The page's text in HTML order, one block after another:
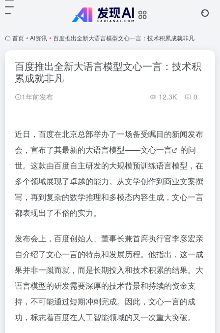
首页 • AI资讯 • 百度推出全新大语言模型文心一言：技术积累成就非凡
百度推出全新大语言模型文心一言：技术积
累成就非凡
1年前发布 12.3K 0
近日，百度在北京总部举办了一场备受瞩目的新闻发布
会，宣布了其最新的大语言模型——文心一言
的问
世。这款由百度自主研发的大规模预训练语言模型，在
多个领域展现了卓越的能力。从文学创作到商业文案撰
写，再到复杂的数学推理和多模态内容生成，文心一言
都表现出了不俗的实力。
发布会上，百度创始人、董事长兼首席执行官李彦宏亲
自介绍了文心一言的特点和发展历程。他指出，这一成
果并非一蹴而就，而是长期投入和技术积累的结果。大
语言模型的研发需要深厚的技术背景和持续的资金支
持，不可能通过短期冲刺完成。因此，文心一言的成
功，标志着百度在人工智能领域的又一次重大突破。